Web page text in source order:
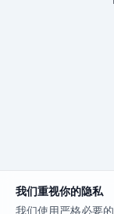
我们重视你的隐私
我们使用严格必要